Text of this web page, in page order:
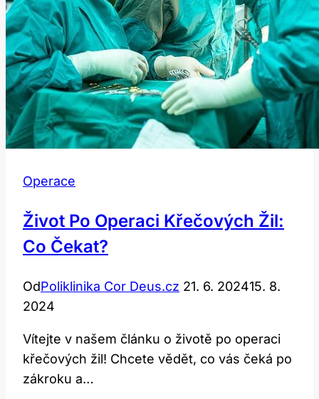
Operace
Život Po Operaci Křečových Žil:
Co Čekat?
OdPoliklinika Cor Deus.cz 21. 6. 202415. 8.
2024
Vítejte v našem článku o životě po operaci
křečových žil! Chcete vědět, co vás čeká po
zákroku a…